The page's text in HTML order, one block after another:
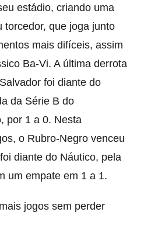
estádio, criando uma
torcedor, que joga junto
mais difíceis, assim
Ba-Vi. A última derrota
foi diante do
da Série B do
por 1 a 0. Nesta
o Rubro-Negro venceu
diante do Náutico, pela
um empate em 1 a 1.
jogos sem perder